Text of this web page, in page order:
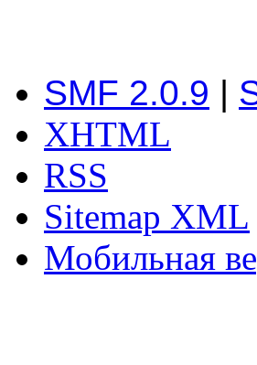
SMF 2.0.9 |
XHTML
RSS
Sitemap XML
Мобильная